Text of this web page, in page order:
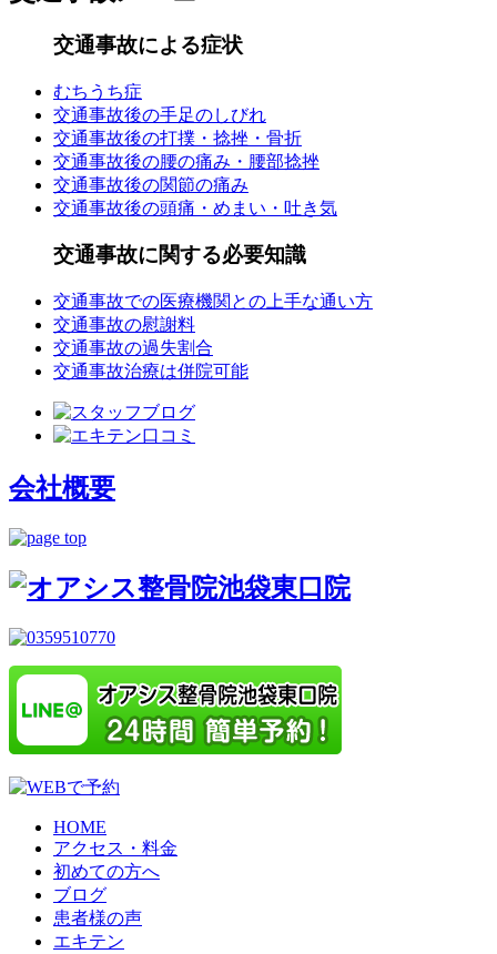
交通事故による症状
むちうち症
交通事故後の手足のしびれ
交通事故後の打撲・捻挫・骨折
交通事故後の腰の痛み・腰部捻挫
交通事故後の関節の痛み
交通事故後の頭痛・めまい・吐き気
交通事故に関する必要知識
交通事故での医療機関との上手な通い方
交通事故の慰謝料
交通事故の過失割合
交通事故治療は併院可能
会社概要
HOME
アクセス・料金
初めての方へ
ブログ
患者様の声
エキテン